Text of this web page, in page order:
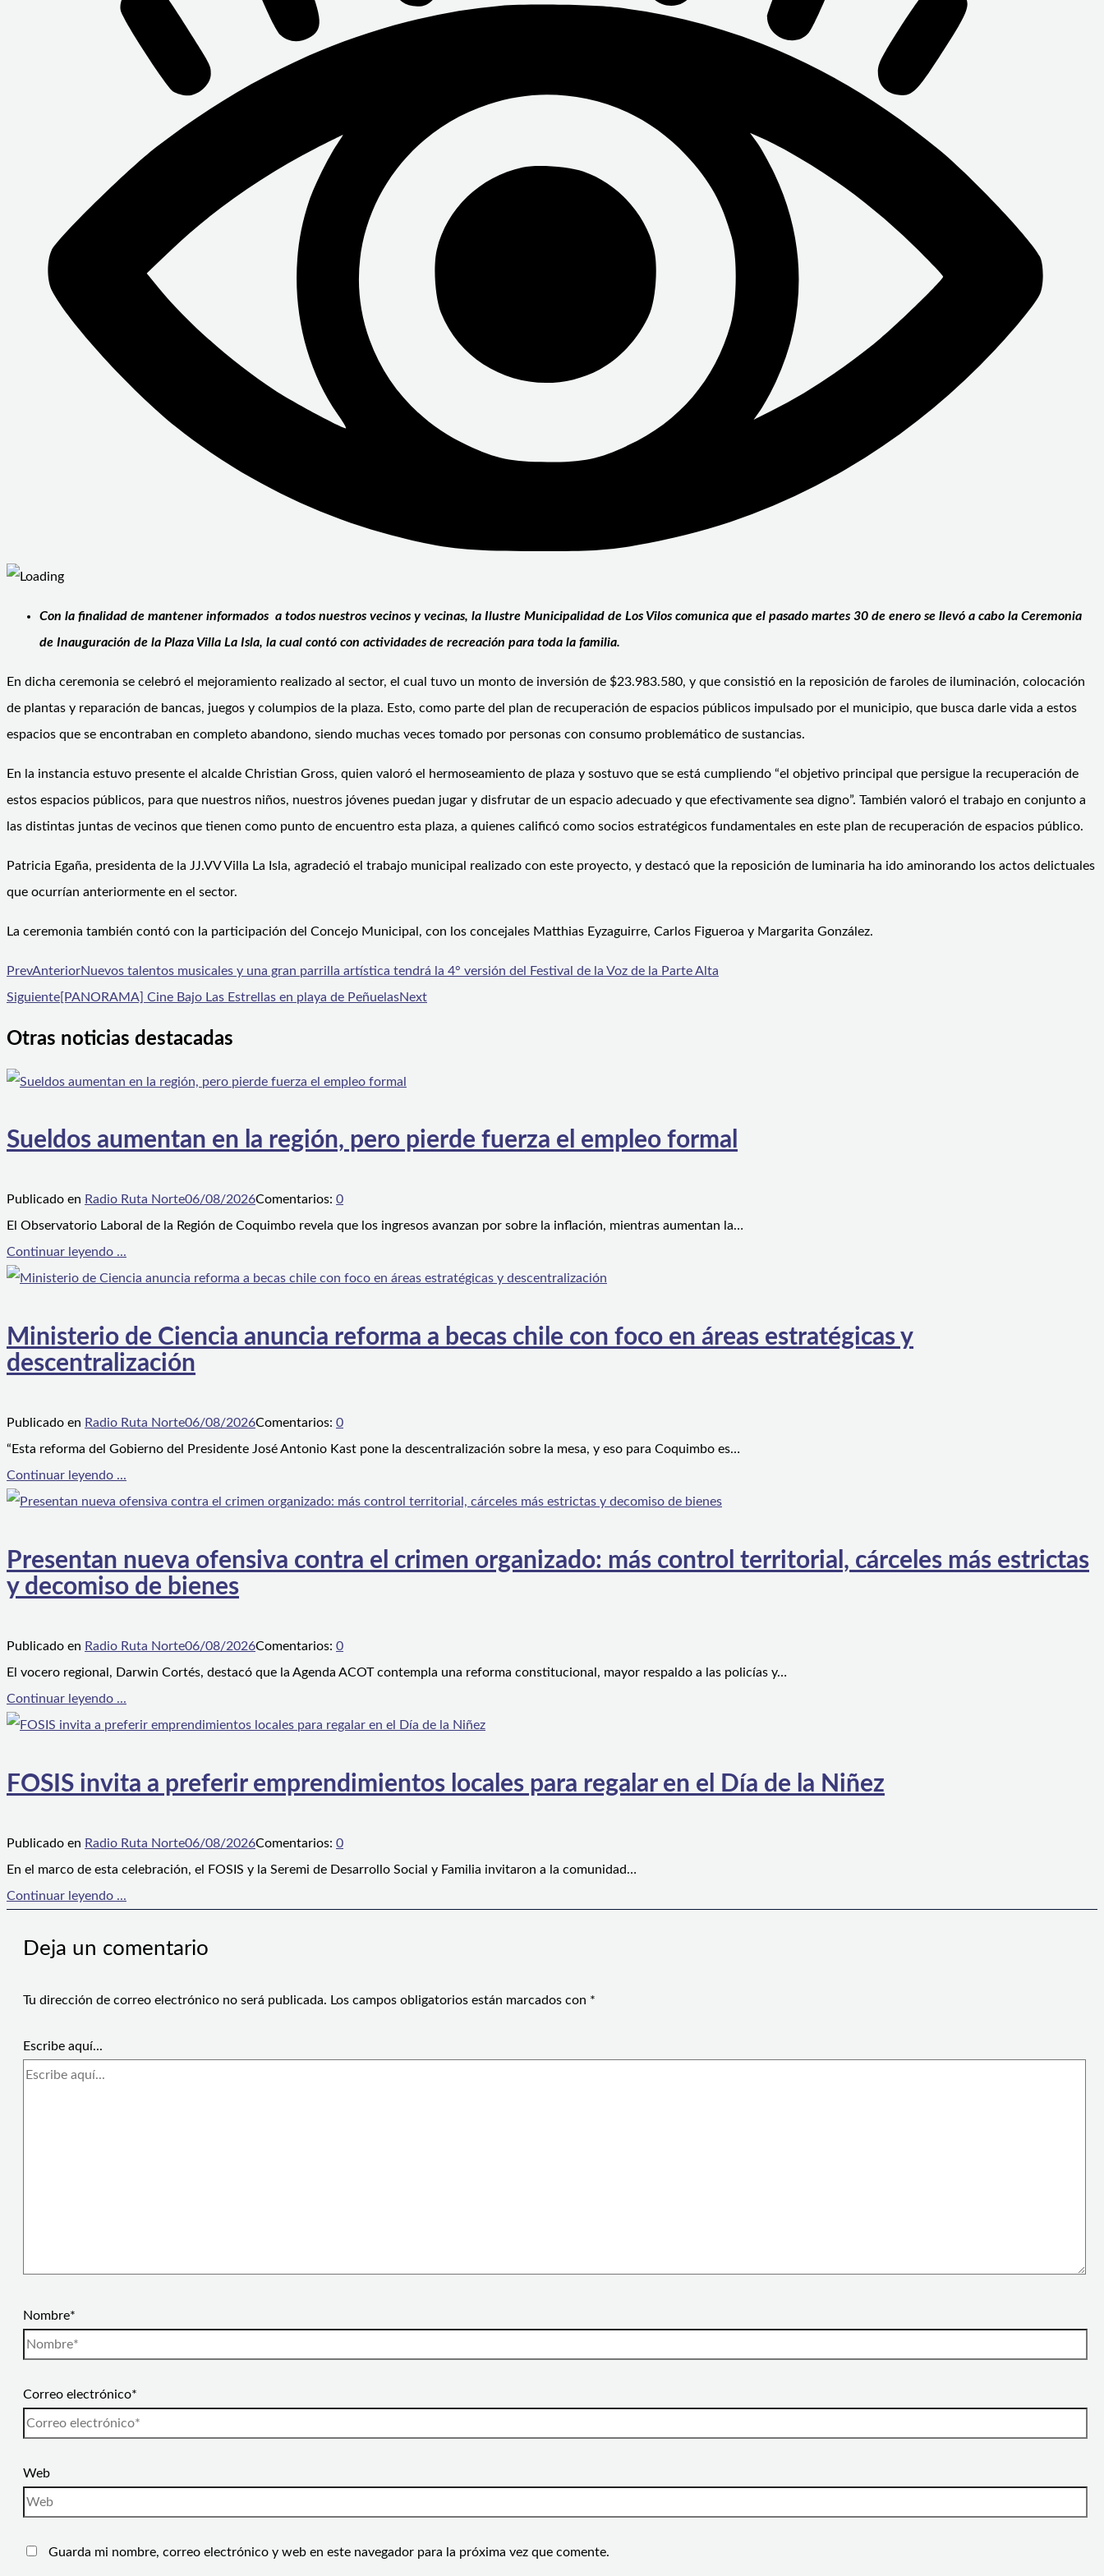
Con la finalidad de mantener informados a todos nuestros vecinos y vecinas, la Ilustre Municipalidad de Los Vilos comunica que el pasado martes 30 de enero se llevó a cabo la Ceremonia
de Inauguración de la Plaza Villa La Isla, la cual contó con actividades de recreación para toda la familia.
En dicha ceremonia se celebró el mejoramiento realizado al sector, el cual tuvo un monto de inversión de $23.983.580, y que consistió en la reposición de faroles de iluminación, colocación
de plantas y reparación de bancas, juegos y columpios de la plaza. Esto, como parte del plan de recuperación de espacios públicos impulsado por el municipio, que busca darle vida a estos
espacios que se encontraban en completo abandono, siendo muchas veces tomado por personas con consumo problemático de sustancias.
En la instancia estuvo presente el alcalde Christian Gross, quien valoró el hermoseamiento de plaza y sostuvo que se está cumpliendo “el objetivo principal que persigue la recuperación de
estos espacios públicos, para que nuestros niños, nuestros jóvenes puedan jugar y disfrutar de un espacio adecuado y que efectivamente sea digno”. También valoró el trabajo en conjunto a
las distintas juntas de vecinos que tienen como punto de encuentro esta plaza, a quienes calificó como socios estratégicos fundamentales en este plan de recuperación de espacios público.
Patricia Egaña, presidenta de la JJ.VV Villa La Isla, agradeció el trabajo municipal realizado con este proyecto, y destacó que la reposición de luminaria ha ido aminorando los actos delictuales
que ocurrían anteriormente en el sector.
La ceremonia también contó con la participación del Concejo Municipal, con los concejales Matthias Eyzaguirre, Carlos Figueroa y Margarita González.
PrevAnteriorNuevos talentos musicales y una gran parrilla artística tendrá la 4° versión del Festival de la Voz de la Parte Alta
Siguiente[PANORAMA] Cine Bajo Las Estrellas en playa de PeñuelasNext
Otras noticias destacadas
Sueldos aumentan en la región, pero pierde fuerza el empleo formal
Publicado en Radio Ruta Norte06/08/2026Comentarios: 0
El Observatorio Laboral de la Región de Coquimbo revela que los ingresos avanzan por sobre la inflación, mientras aumentan la…
Continuar leyendo ...
Ministerio de Ciencia anuncia reforma a becas chile con foco en áreas estratégicas y
descentralización
Publicado en Radio Ruta Norte06/08/2026Comentarios: 0
“Esta reforma del Gobierno del Presidente José Antonio Kast pone la descentralización sobre la mesa, y eso para Coquimbo es…
Continuar leyendo ...
Presentan nueva ofensiva contra el crimen organizado: más control territorial, cárceles más estrictas
y decomiso de bienes
Publicado en Radio Ruta Norte06/08/2026Comentarios: 0
El vocero regional, Darwin Cortés, destacó que la Agenda ACOT contempla una reforma constitucional, mayor respaldo a las policías y…
Continuar leyendo ...
FOSIS invita a preferir emprendimientos locales para regalar en el Día de la Niñez
Publicado en Radio Ruta Norte06/08/2026Comentarios: 0
En el marco de esta celebración, el FOSIS y la Seremi de Desarrollo Social y Familia invitaron a la comunidad…
Continuar leyendo ...
Deja un comentario
Tu dirección de correo electrónico no será publicada. Los campos obligatorios están marcados con *
Escribe aquí...
Nombre*
Correo electrónico*
Web
Guarda mi nombre, correo electrónico y web en este navegador para la próxima vez que comente.